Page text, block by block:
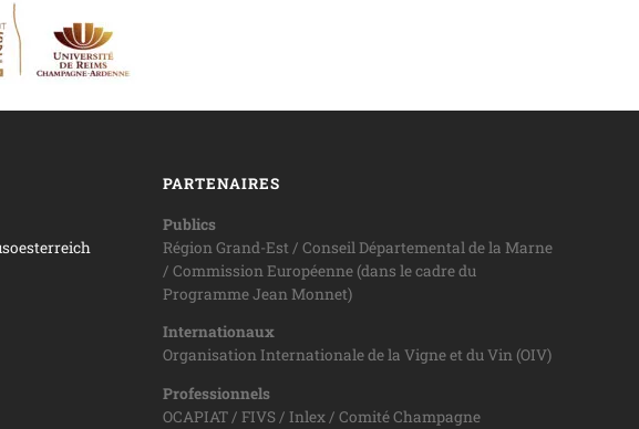
PARTENAIRES
Publics
Région Grand-Est / Conseil Départemental de la Marne
/ Commission Européenne (dans le cadre du
Programme Jean Monnet)
Internationaux
Organisation Internationale de la Vigne et du Vin (OIV)
Professionnels
OCAPIAT / FIVS / Inlex / Comité Champagne